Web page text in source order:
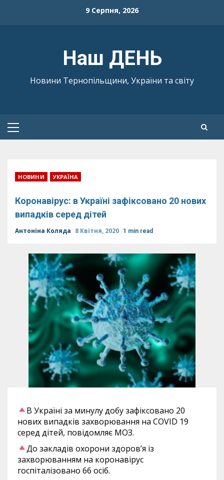
9 Серпня, 2026
Наш ДЕНЬ
Новини Тернопільщини, України та світу
Primary
НОВИНИ УКРАЇНА
Коронавірус: в Україні зафіксовано 20 нових
випадків серед дітей
Антоніна Коляда 8 Квітня, 2020 1 min read
В Україні за минулу добу зафіксовано 20
нових випадків захворювання на COVID 19
серед дітей, повідомляє МОЗ.
До закладів охорони здоров’я із
захворюванням на коронавірус
госпіталізовано 66 осіб.